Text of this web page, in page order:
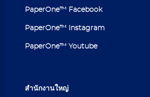
PaperOne™ Facebook
PaperOne™ Instagram
PaperOne™ Youtube
สำนักงานใหญ่